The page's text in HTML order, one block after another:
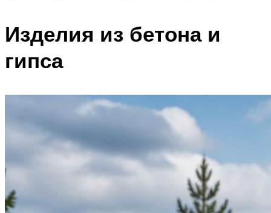
Изделия из бетона и
гипса